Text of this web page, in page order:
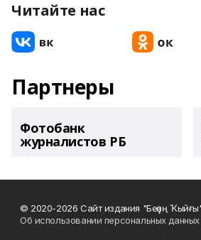
Читайте нас
Партнеры
Фотобанк
журналистов РБ
© 2020-2026 Сайт издания "Беҙҙең
Об использовании персональных данных